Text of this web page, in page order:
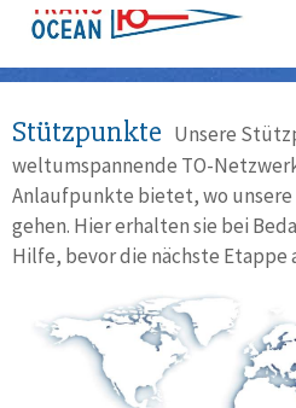
Stützpunkte Unsere
weltumspannende TO-
Anlaufpunkte bietet, wo
gehen. Hier erhalten sie bei
Hilfe, bevor die nächste Etappe